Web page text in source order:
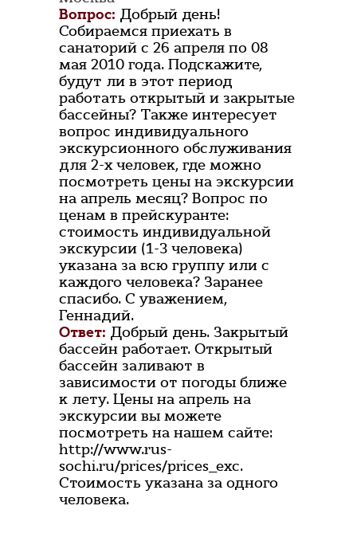
Вопрос: Добрый день!
Собираемся приехать в
санаторий с 26 апреля по 08
мая 2010 года. Подскажите,
будут ли в этот период
работать открытый и закрытые
бассейны? Также интересует
вопрос индивидуального
экскурсионного обслуживания
для 2-х человек, где можно
посмотреть цены на экскурсии
на апрель месяц? Вопрос по
ценам в прейскуранте:
стоимость индивидуальной
экскурсии (1-3 человека)
указана за всю группу или с
каждого человека? Заранее
спасибо. С уважением,
Геннадий.
Ответ: Добрый день. Закрытый
бассейн работает. Открытый
бассейн заливают в
зависимости от погоды ближе
к лету. Цены на апрель на
экскурсии вы можете
посмотреть на нашем сайте:
http://www.rus-
sochi.ru/prices/prices_exc.
Стоимость указана за одного
человека.